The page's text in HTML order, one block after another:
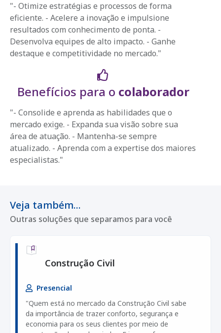
"- Otimize estratégias e processos de forma
eficiente. - Acelere a inovação e impulsione
resultados com conhecimento de ponta. -
Desenvolva equipes de alto impacto. - Ganhe
destaque e competitividade no mercado."
Benefícios para o colaborador
"- Consolide e aprenda as habilidades que o
mercado exige. - Expanda sua visão sobre sua
área de atuação. - Mantenha-se sempre
atualizado. - Aprenda com a expertise dos maiores
especialistas."
Veja também...
Outras soluções que separamos para você
Construção Civil
Presencial
"Quem está no mercado da Construção Civil sabe
da importância de trazer conforto, segurança e
economia para os seus clientes por meio de